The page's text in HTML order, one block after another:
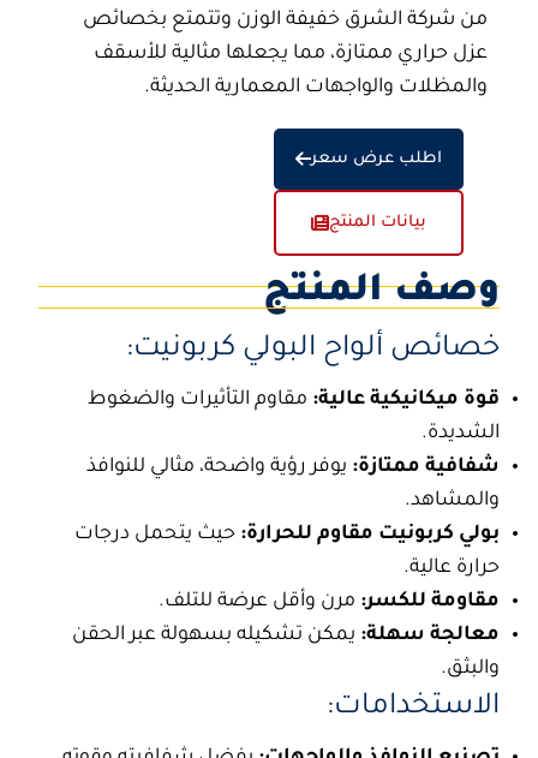
من شركة الشرق خفيفة الوزن وتتمتع بخصائص
عزل حراري ممتازة، مما يجعلها مثالية للأسقف
والمظلات والواجهات المعمارية الحديثة.
اطلب عرض سعر
بيانات المنتج
وصف المنتج
خصائص ألواح البولي كربونيت:
قوة ميكانيكية عالية: مقاوم التأثيرات والضغوط
الشديدة.
شفافية ممتازة: يوفر رؤية واضحة، مثالي للنوافذ
والمشاهد.
بولي كربونيت مقاوم للحرارة: حيث يتحمل درجات
حرارة عالية.
مقاومة للكسر: مرن وأقل عرضة للتلف.
معالجة سهلة: يمكن تشكيله بسهولة عبر الحقن
والبثق.
الاستخدامات: